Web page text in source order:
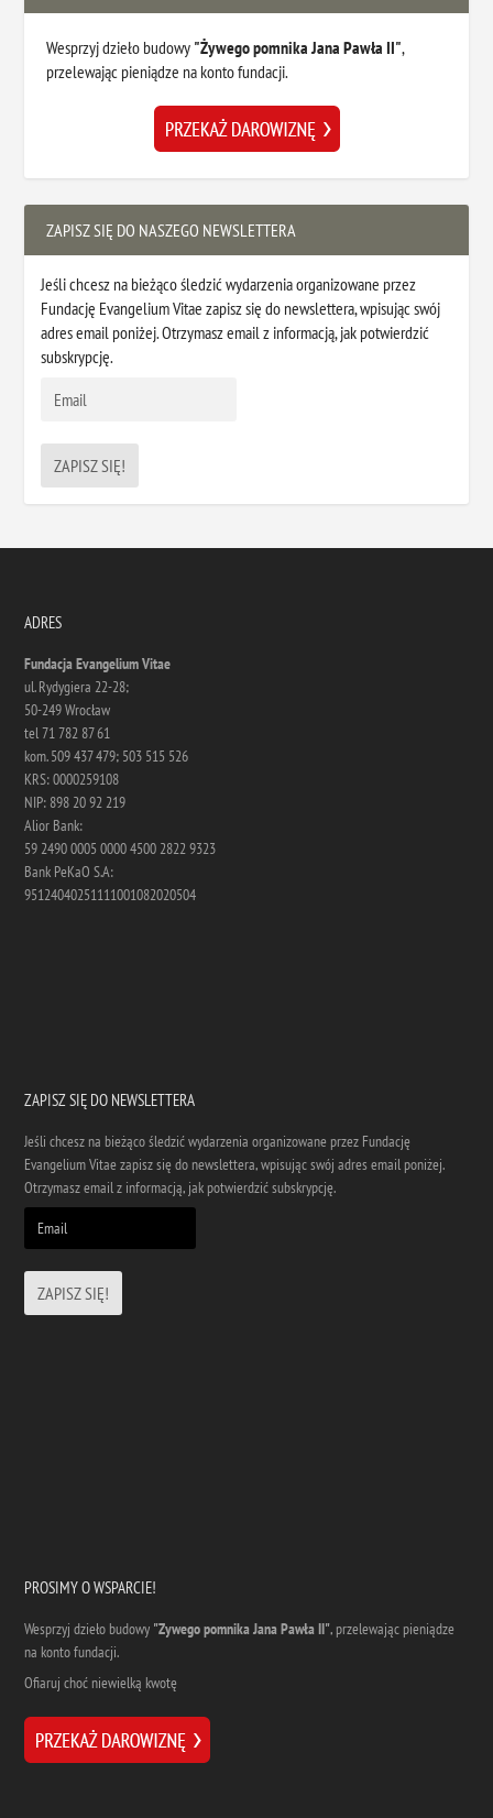
Wesprzyj dzieło budowy "Żywego pomnika Jana Pawła II",
przelewając pieniądze na konto fundacji.
ZAPISZ SIĘ DO NASZEGO NEWSLETTERA
Jeśli chcesz na bieżąco śledzić wydarzenia organizowane przez
Fundację Evangelium Vitae zapisz się do newslettera, wpisując swój
adres email poniżej. Otrzymasz email z informacją, jak potwierdzić
subskrypcję.
ADRES
Fundacja Evangelium Vitae
ul. Rydygiera 22-28;
50-249 Wrocław
tel 71 782 87 61
kom. 509 437 479; 503 515 526
KRS: 0000259108
NIP: 898 20 92 219
Alior Bank:
59 2490 0005 0000 4500 2822 9323
Bank PeKaO S.A:
95124040251111001082020504
ZAPISZ SIĘ DO NEWSLETTERA
Jeśli chcesz na bieżąco śledzić wydarzenia organizowane przez Fundację
Evangelium Vitae zapisz się do newslettera, wpisując swój adres email poniżej.
Otrzymasz email z informacją, jak potwierdzić subskrypcję.
PROSIMY O WSPARCIE!
Wesprzyj dzieło budowy "Zywego pomnika Jana Pawła II", przelewając pieniądze
na konto fundacji.
Ofiaruj choć niewielką kwotę